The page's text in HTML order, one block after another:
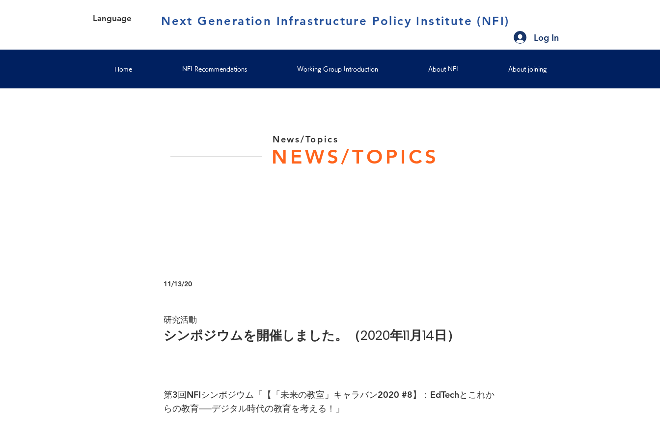
Next Generation Infrastructure Policy Institute (NFI)
Language
Log In
Home NFI Recommendations Working Group Introduction About NFI About joining
News/Topics
NEWS/TOPICS
11/13/20
研究活動
シンポジウムを開催しました。（2020年11月14日）
第3回NFIシンポジウム「【「未来の教室」キャラバン2020 #8】：EdTechとこれか
らの教育──デジタル時代の教育を考える！」